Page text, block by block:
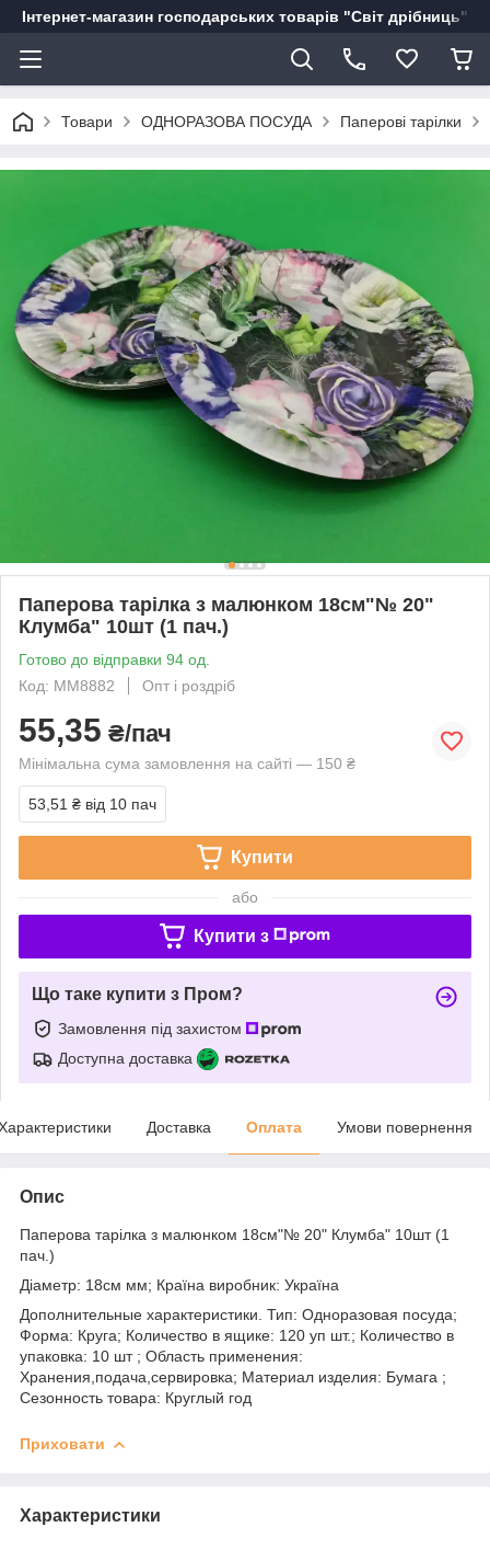
Інтернет-магазин господарських товарів "Світ дрібниць"
Товари ОДНОРАЗОВА ПОСУДА Паперові тарілки
Паперова тарілка з малюнком 18см"№ 20"
Клумба" 10шт (1 пач.)
Готово до відправки 94 од.
Код: MM8882
Опт і роздріб
55,35 ₴/пач
Мінімальна сума замовлення на сайті — 150 ₴
53,51 ₴ від 10 пач
Купити
або
Купити з
Що таке купити з Пром?
Замовлення під захистом
Доступна доставка
Доставка Оплата Умови повернення
Опис
Паперова тарілка з малюнком 18см"№ 20" Клумба" 10шт (1
пач.)
Діаметр: 18см мм; Країна виробник: Україна
Дополнительные характеристики. Тип: Одноразовая посуда;
Форма: Круга; Количество в ящике: 120 уп шт.; Количество в
упаковка: 10 шт ; Область применения:
Хранения,подача,сервировка; Материал изделия: Бумага ;
Сезонность товара: Круглый год
Приховати
Характеристики